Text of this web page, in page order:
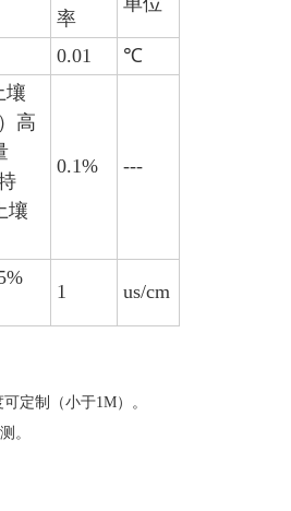
率
0.01 ℃
壤
高
壤
0.1% ---
1 us/cm
定制（小于1M）。
。